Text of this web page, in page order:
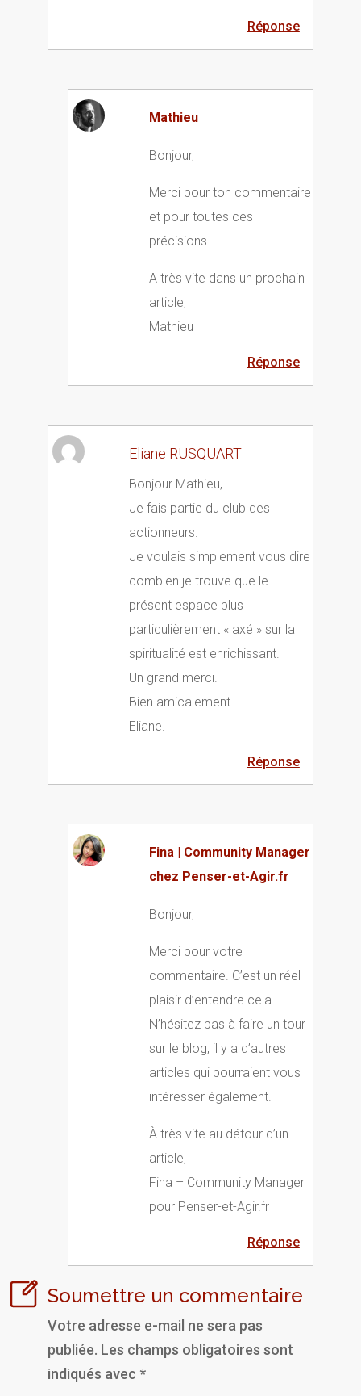
Réponse
Mathieu
Bonjour,
Merci pour ton commentaire
et pour toutes ces
précisions.
A très vite dans un prochain
article,
Mathieu
Réponse
Eliane RUSQUART
Bonjour Mathieu,
Je fais partie du club des
actionneurs.
Je voulais simplement vous dire
combien je trouve que le
présent espace plus
particulièrement « axé » sur la
spiritualité est enrichissant.
Un grand merci.
Bien amicalement.
Eliane.
Réponse
Fina | Community Manager
chez Penser-et-Agir.fr
Bonjour,
Merci pour votre
commentaire. C’est un réel
plaisir d’entendre cela !
N’hésitez pas à faire un tour
sur le blog, il y a d’autres
articles qui pourraient vous
intéresser également.
À très vite au détour d’un
article,
Fina – Community Manager
pour Penser-et-Agir.fr
Réponse
Soumettre un commentaire
Votre adresse e-mail ne sera pas
publiée. Les champs obligatoires sont
indiqués avec *